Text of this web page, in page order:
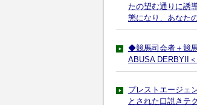
たの望む通りに誘
態になり、あなた
◆競馬司会者＋競
ABUSA DERBYII
プレストエージェ
とされた口説きテ